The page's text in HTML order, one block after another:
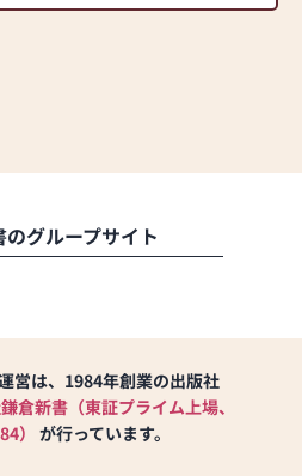
グループサイト
営は、1984年創業の出版社
倉新書（東証プライム上場、
） が行っています。